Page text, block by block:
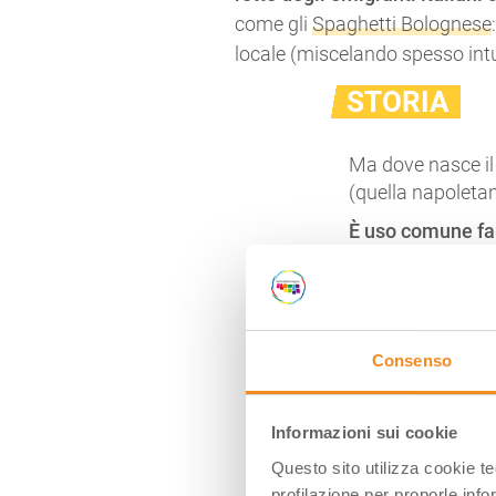
Consenso
Informazioni sui cookie
Questo sito utilizza cookie
come gli Spaghetti Bolognese
locale (miscelando spesso
STORIA
Ma dove nasce
(quella
È uso comune
che consisteva
anche pesce.
di carne, delle
Dalla Francia